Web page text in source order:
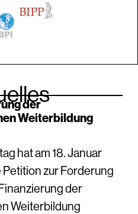
der
Weiterbildung
hat am 18. Januar
zur Forderung
der
Weiterbildung